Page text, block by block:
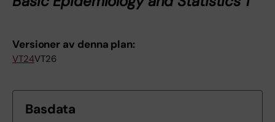
Versioner av denna plan:
VT24VT26
Basdata